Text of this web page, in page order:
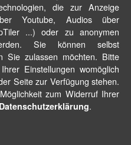
die zur Anzeige
Youtube, Audios über
...) oder zu anonymen
Sie können selbst
Sie zulassen möchten. Bitte
Einstellungen womöglich
Seite zur Verfügung stehen.
zum Widerruf Ihrer
Datenschutzerklärung.